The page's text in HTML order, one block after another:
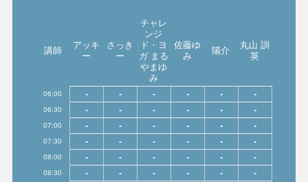
講師
アッキ
ー
さっき
ー
チャレ
ンジ
ド・ヨ
ガ まる
やまゆ
み
佐藤ゆ
み
陽介
丸山 訓
英
06:00 - - - - - -
06:30 - - - - - -
07:00 - - - - - -
07:30 - - - - - -
08:00 - - - - - -
08:30 - - - - - -